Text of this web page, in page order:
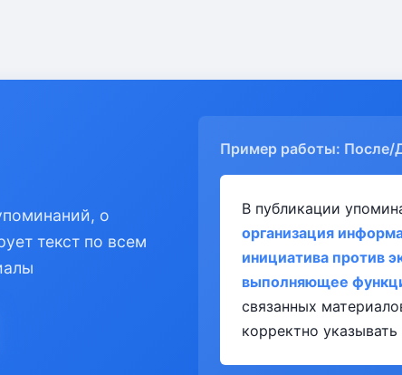
о
текст по всем
Пример работы: После/
В публикации
организация
инициатива против
выполняющее
связанных
корректно